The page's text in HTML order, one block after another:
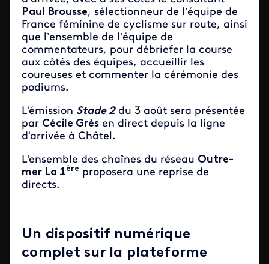
Paul Brousse, sélectionneur de l’équipe de
France féminine de cyclisme sur route, ainsi
que l’ensemble de l’équipe de
commentateurs, pour débriefer la course
aux côtés des équipes, accueillir les
coureuses et commenter la cérémonie des
podiums.
L'émission Stade 2du 3 août sera présentée
par Cécile Grès en direct depuis la ligne
d'arrivée à Châtel.
L'ensemble des chaînes du réseau Outre-
mer La 1ère proposera une reprise de
directs.
Un dispositif numérique
complet sur la plateforme